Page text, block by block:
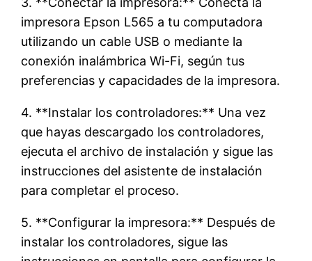
impresora Epson L565 a tu computadora
utilizando un cable USB o mediante la
conexión inalámbrica Wi-Fi, según tus
preferencias y capacidades de la impresora.
4. **Instalar los controladores:** Una vez
que hayas descargado los controladores,
ejecuta el archivo de instalación y sigue las
instrucciones del asistente de instalación
para completar el proceso.
5. **Configurar la impresora:** Después de
instalar los controladores, sigue las